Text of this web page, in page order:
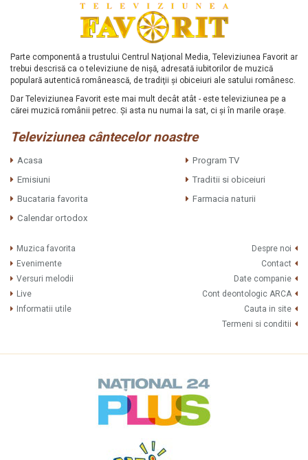
Parte componentă a trustului Centrul Naţional Media, Televiziunea Favorit ar
trebui descrisă ca o televiziune de nişă, adresată iubitorilor de muzică
populară autentică românească, de tradiţii şi obiceiuri ale satului românesc.
Dar Televiziunea Favorit este mai mult decât atât - este televiziunea pe a
cărei muzică românii petrec. Şi asta nu numai la sat, ci şi în marile oraşe.
Televiziunea cântecelor noastre
Acasa
Program TV
Emisiuni
Traditii si obiceiuri
Bucataria favorita
Farmacia naturii
Calendar ortodox
Muzica favorita
Evenimente
Versuri melodii
Live
Informatii utile
Despre noi
Contact
Date companie
Cont deontologic ARCA
Cauta in site
Termeni si conditii